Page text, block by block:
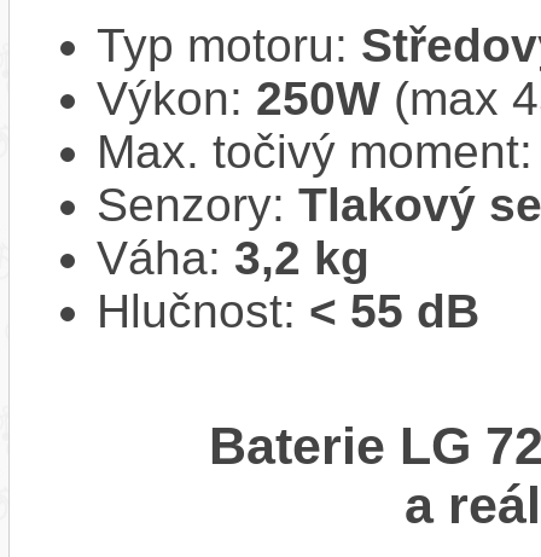
Typ motoru:
Výkon: 250W (max
Max. točivý
Senzory: Tlakový
Váha: 3,2 kg
Hlučnost: < 55 dB
Baterie LG
a